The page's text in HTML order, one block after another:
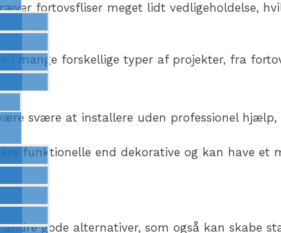
fortovsfliser meget lidt vedligeholdelse,
i mange forskellige typer af projekter, fra
svære at installere uden professionel
funktionelle end dekorative og kan have
gode alternativer, som også kan skabe